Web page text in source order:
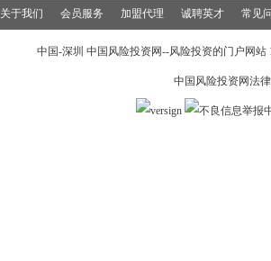
关于我们 会员服务 加盟代理 诚聘英才 常见
中国-深圳 中国风险投资网--风险投资的门户网
中国风险投资网法